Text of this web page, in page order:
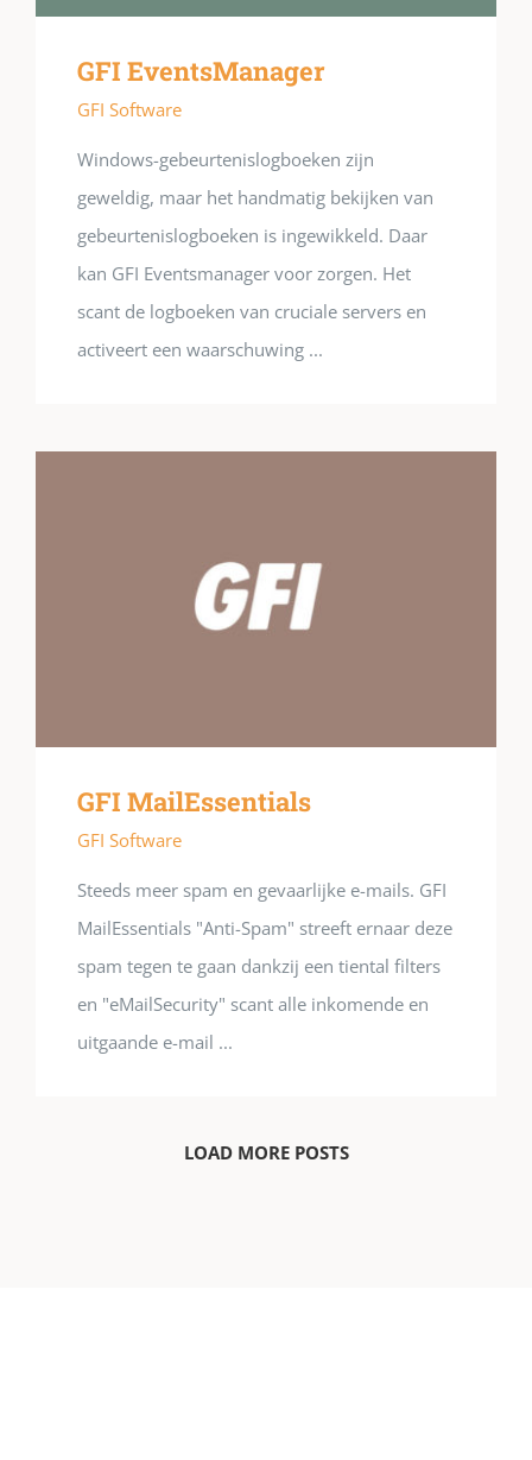
GFI EventsManager
GFI Software
Windows-gebeurtenislogboeken zijn
geweldig, maar het handmatig bekijken van
gebeurtenislogboeken is ingewikkeld. Daar
kan GFI Eventsmanager voor zorgen. Het
scant de logboeken van cruciale servers en
activeert een waarschuwing ...
GFI MailEssentials
GFI Software
Steeds meer spam en gevaarlijke e-mails. GFI
MailEssentials "Anti-Spam" streeft ernaar deze
spam tegen te gaan dankzij een tiental filters
en "eMailSecurity" scant alle inkomende en
uitgaande e-mail ...
LOAD MORE POSTS